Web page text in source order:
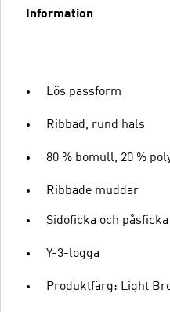
Information
Lös passform
Ribbad, rund hals
80 % bomull, 20 %
Ribbade muddar
Sidoficka och påsficka
Y-3-logga
Produktfärg: Light